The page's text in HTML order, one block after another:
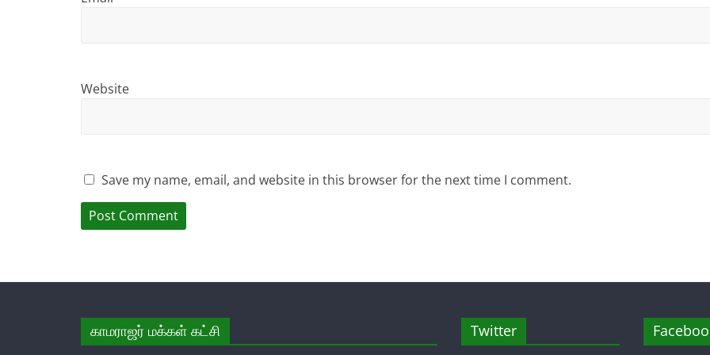
Website
Save my name, email, and website in this browser for the next time I comment.
காமராஜர் மக்கள் கட்சி Twitter